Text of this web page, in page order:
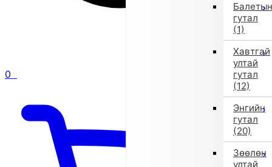
0
Балетын
гутал
(1)
Хавтгай
ултай
гутал
(12)
Энгийн
гутал
(20)
Зөөлөн
ултай